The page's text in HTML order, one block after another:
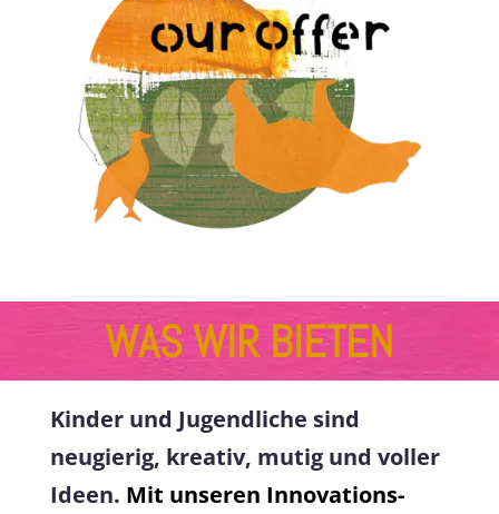
WAS WIR BIETEN
Kinder und Jugendliche sind
neugierig, kreativ, mutig und voller
Ideen. Mit unseren Innovations-